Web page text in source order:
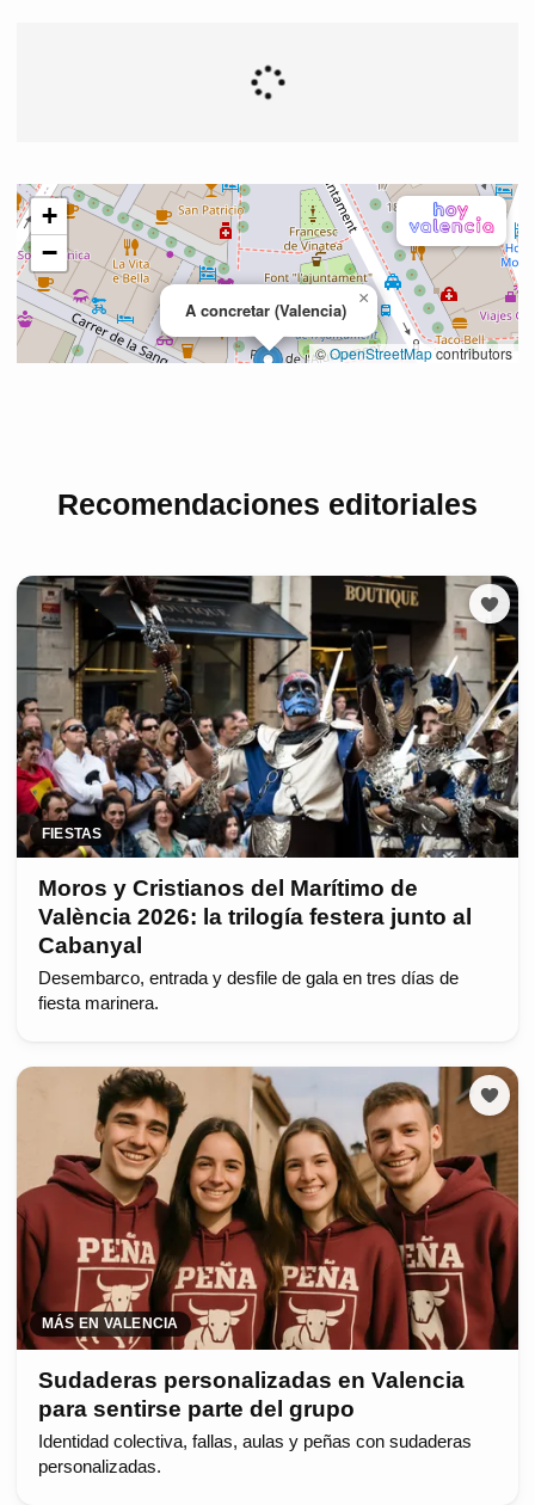
Recomendaciones editoriales
FIESTAS
Moros y Cristianos del Marítimo de
València 2026: la trilogía festera junto al
Cabanyal
Desembarco, entrada y desfile de gala en tres días de
fiesta marinera.
MÁS EN VALENCIA
Sudaderas personalizadas en Valencia
para sentirse parte del grupo
Identidad colectiva, fallas, aulas y peñas con sudaderas
personalizadas.